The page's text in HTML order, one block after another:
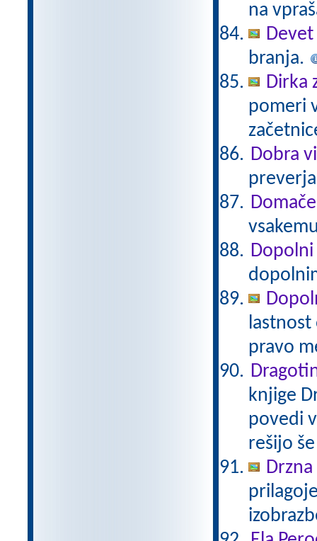
na
branja.
Dirka
pomeri
Dobra
lastnost
pravo
knjige
povedi
rešijo